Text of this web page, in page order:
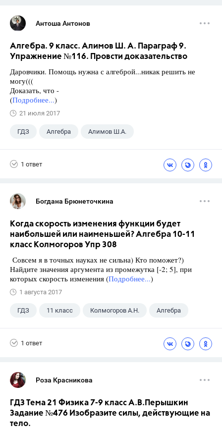
Антоша Антонов
Алгебра. 9 класс. Алимов Ш. А. Параграф 9.
Упражнение №116. Провсти доказательство
Даровчики. Помощь нужна с алгеброй...никак решить не
могу(((
Доказать, что -
(Подробнее...)
21 июля 2017
ГДЗ Алгебра Алимов Ш.А.
1 ответ
Богдана Брюнеточкина
Когда скорость изменения функции будет
наибольшей или наименьшей? Алгебра 10-11
класс Колмогоров Упр 308
Совсем я в точных науках не сильна) Кто поможет?)
Найдите значения аргумента из промежутка [-2; 5], при
которых скорость изменения (Подробнее...)
1 августа 2017
ГДЗ 11 класс Колмогоров А.Н. Алгебра
1 ответ
Роза Красникова
ГДЗ Тема 21 Физика 7-9 класс А.В.Перышкин
Задание №476 Изобразите силы, действующие на
тело.